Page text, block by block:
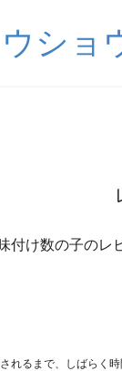
ショ
付け数の子のレ
れるまで、しばらく時